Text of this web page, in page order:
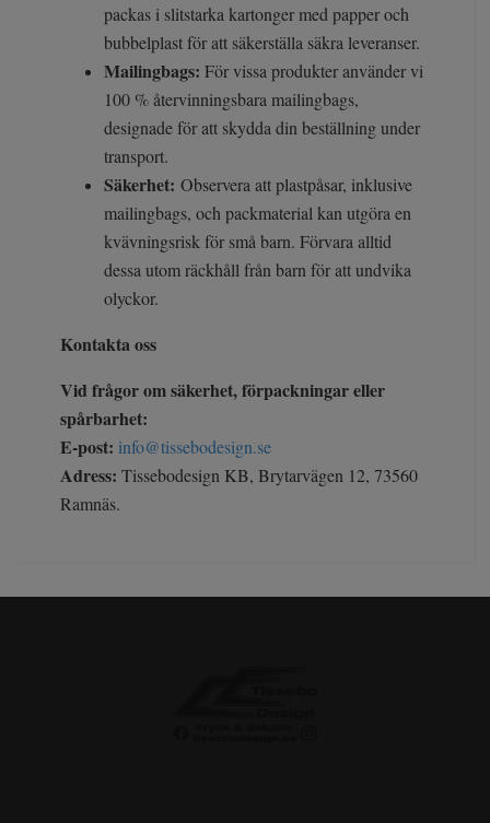
packas i slitstarka kartonger med papper och
bubbelplast för att säkerställa säkra leveranser.
Mailingbags: För vissa produkter använder vi
100 % återvinningsbara mailingbags,
designade för att skydda din beställning under
transport.
Säkerhet: Observera att plastpåsar, inklusive
mailingbags, och packmaterial kan utgöra en
kvävningsrisk för små barn. Förvara alltid
dessa utom räckhåll från barn för att undvika
olyckor.
Kontakta oss
Vid frågor om säkerhet, förpackningar eller
spårbarhet:
E-post: info@tissebodesign.se
Adress: Tissebodesign KB, Brytarvägen 12, 73560
Ramnäs.